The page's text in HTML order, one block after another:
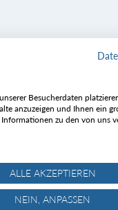
Besucherdaten
anzuzeigen und Ihnen ein
zu den von uns
ALLE AKZEPTIEREN
NEIN, ANPASSEN